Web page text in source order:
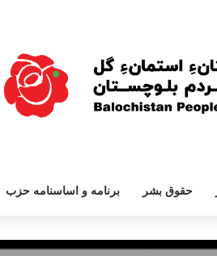
حقوق بشر برنامه و اساسنامه حزب